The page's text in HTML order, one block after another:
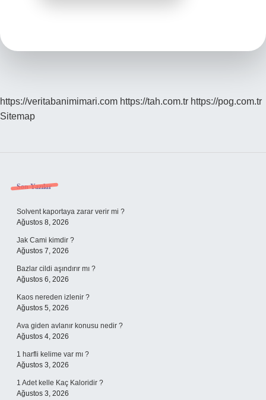
https://veritabanimimari.com https://tah.com.tr https://pog.com.tr
Sitemap
Sidebar
Son Yazılar
Solvent kaportaya zarar verir mi ?
Ağustos 8, 2026
Jak Cami kimdir ?
Ağustos 7, 2026
Bazlar cildi aşındırır mı ?
Ağustos 6, 2026
Kaos nereden izlenir ?
Ağustos 5, 2026
Ava giden avlanır konusu nedir ?
Ağustos 4, 2026
1 harfli kelime var mı ?
Ağustos 3, 2026
1 Adet kelle Kaç Kaloridir ?
Ağustos 3, 2026